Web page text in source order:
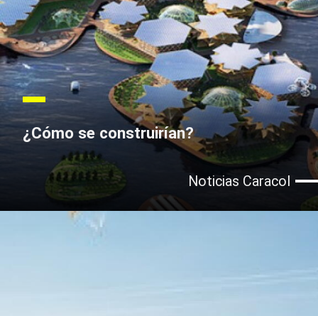
¿Cómo se construirían?
Noticias Caracol